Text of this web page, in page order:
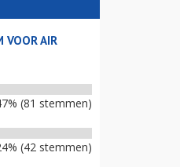
VOOR AIR
(81 stemmen)
(42 stemmen)